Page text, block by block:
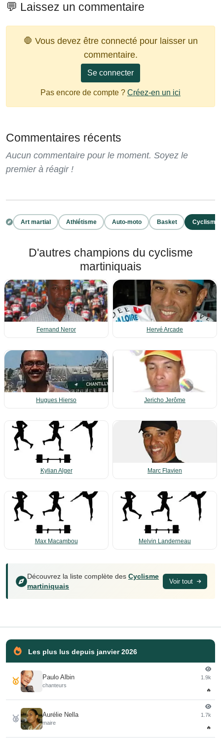
💬 Laissez un commentaire
🛑 Vous devez être connecté pour laisser un
commentaire.
Se connecter
Pas encore de compte ? Créez-en un ici
Commentaires récents
Aucun commentaire pour le moment. Soyez le
premier à réagir !
Art martial Athlétisme Auto-moto Basket Cyclisme
D'autres champions du cyclisme
martiniquais
Fernand Neror Hervé Arcade
Hugues Hierso Jericho Jerôme
Kylian Alger Marc Flavien
Max Macambou Melvin Landerneau
Découvrez la liste complète des Cyclisme
martiniquais
Voir tout
Les plus lus depuis janvier 2026
🥇 Paulo Albin
chanteurs
1.9k
🔥
🥈 Aurélie Nella
maire
1.7k
🔥